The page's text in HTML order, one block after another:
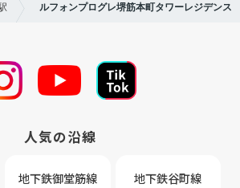
ルフォンプログレ堺筋本町タワーレジデンス
人気の沿線
地下鉄御堂筋線 地下鉄谷町線